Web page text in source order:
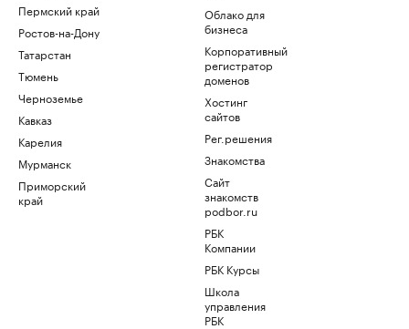
Пермский край
Ростов-на-Дону
Татарстан
Тюмень
Черноземье
Кавказ
Карелия
Мурманск
Приморский
край
Облако для
бизнеса
Корпоративный
регистратор
доменов
Хостинг
сайтов
Рег.решения
Знакомства
Сайт
знакомств
podbor.ru
РБК
Компании
РБК Курсы
Школа
управления
РБК